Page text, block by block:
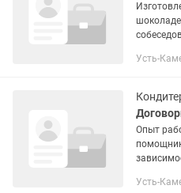
Усть-
Опыт
Усть-